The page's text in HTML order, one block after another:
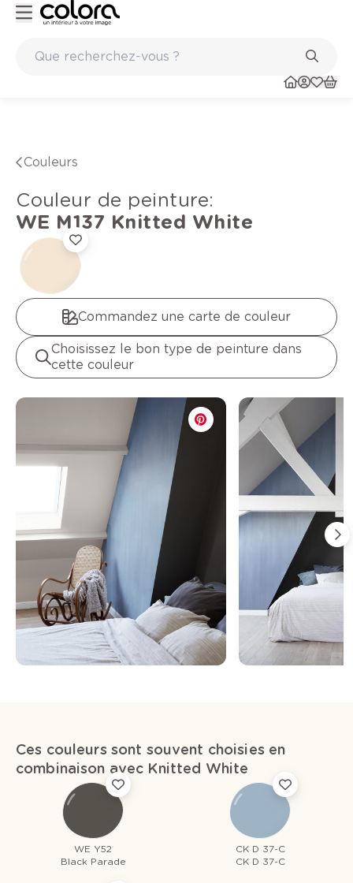
Couleurs
Couleur de peinture:
WE M137 Knitted White
Commandez une carte de couleur
Choisissez le bon type de peinture dans
cette couleur
Ces couleurs sont souvent choisies en
combinaison avec Knitted White
WE Y52
Black Parade
CK D 37-C
CK D 37-C